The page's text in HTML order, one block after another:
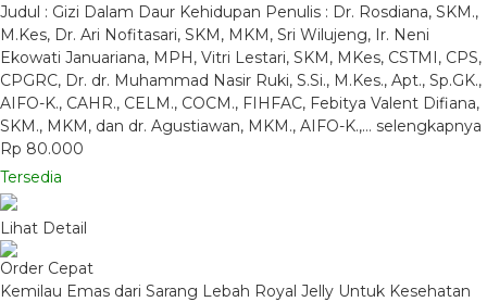
Judul : Gizi Dalam Daur Kehidupan Penulis : Dr. Rosdiana, SKM.,
M.Kes, Dr. Ari Nofitasari, SKM, MKM, Sri Wilujeng, Ir. Neni
Ekowati Januariana, MPH, Vitri Lestari, SKM, MKes, CSTMI, CPS,
CPGRC, Dr. dr. Muhammad Nasir Ruki, S.Si., M.Kes., Apt., Sp.GK.,
AIFO-K., CAHR., CELM., COCM., FIHFAC, Febitya Valent Difiana,
SKM., MKM, dan dr. Agustiawan, MKM., AIFO-K.,… selengkapnya
Rp 80.000
Tersedia
Lihat Detail
Order Cepat
Kemilau Emas dari Sarang Lebah Royal Jelly Untuk Kesehatan